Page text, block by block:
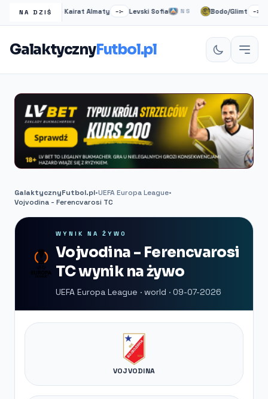
NA DZIŚ
NS Kairat Almaty –:– Levski Sofia NS Bodo/Glimt –:–
GalaktycznyFutbol.pl
GalaktycznyFutbol.pl•UEFA Europa League•
Vojvodina - Ferencvarosi TC
WYNIK NA ŻYWO
Vojvodina - Ferencvarosi
TC wynik na żywo
UEFA Europa League · world · 09-07-2026
VOJVODINA